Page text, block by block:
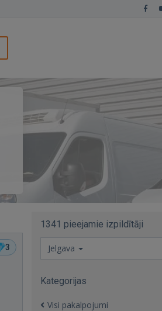
3
1341 pieejamie izpildītāji
Jelgava
Kategorijas
Visi pakalpojumi